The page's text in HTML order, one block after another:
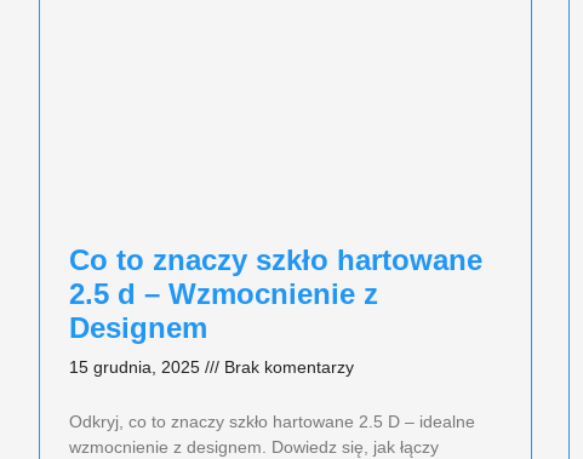
Co to znaczy szkło hartowane
2.5 d – Wzmocnienie z
Designem
15 grudnia, 2025 Brak komentarzy
Odkryj, co to znaczy szkło hartowane 2.5 D – idealne
wzmocnienie z designem. Dowiedz się, jak łączy